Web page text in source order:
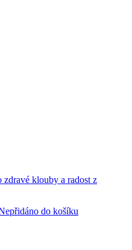
klouby a radost z
do košíku